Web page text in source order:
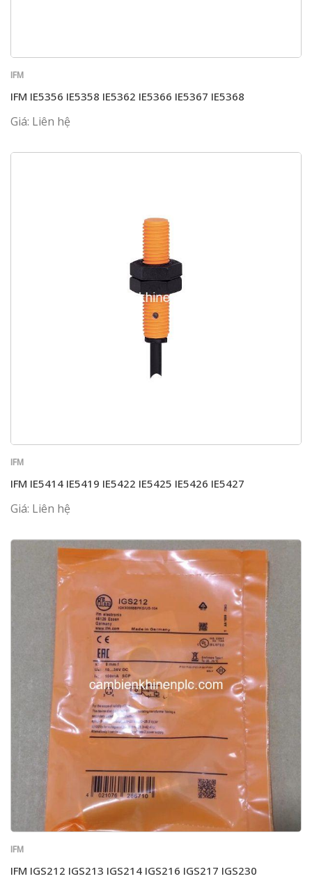
IFM
IFM IE5356 IE5358 IE5362 IE5366 IE5367 IE5368
Giá: Liên hệ
IFM
IFM IE5414 IE5419 IE5422 IE5425 IE5426 IE5427
Giá: Liên hệ
IFM
IFM IGS212 IGS213 IGS214 IGS216 IGS217 IGS230